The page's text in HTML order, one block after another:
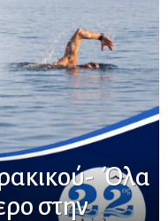
Όλα
στην